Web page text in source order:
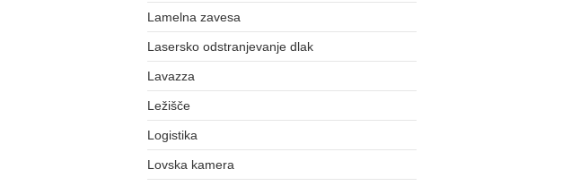
Lamelna zavesa
Lasersko odstranjevanje dlak
Lavazza
Ležišče
Logistika
Lovska kamera